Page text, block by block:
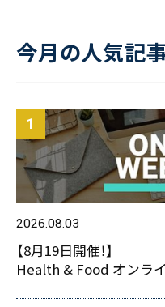
今月の人気記
2026.08.03
【8月19日開催！】
Health & Food オンラ